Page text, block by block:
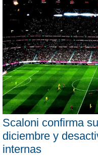
Scaloni confirma
diciembre y
internas